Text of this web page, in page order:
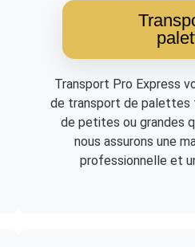
Transport Pro Express
de transport de palettes
de petites ou grandes
nous assurons une
professionnelle et